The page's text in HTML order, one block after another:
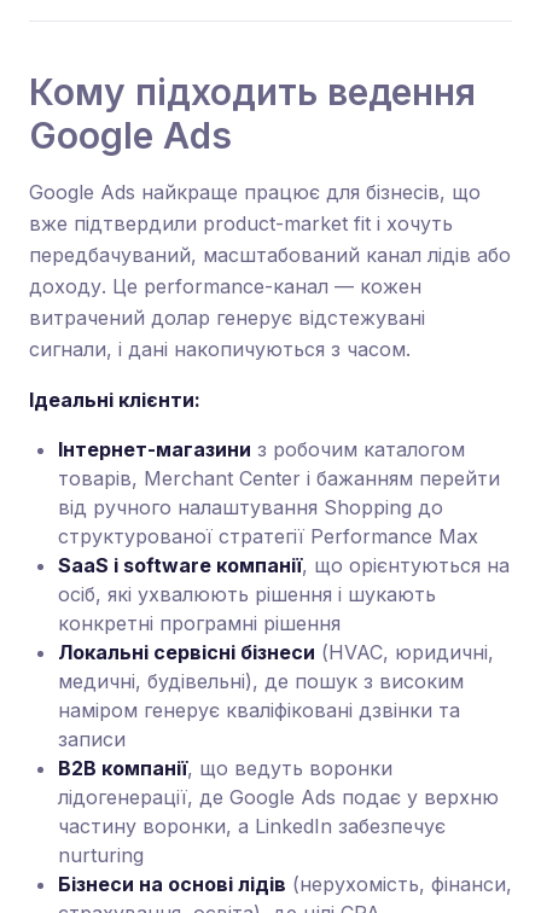
Кому підходить ведення
Google Ads
Google Ads найкраще працює для бізнесів, що
вже підтвердили product-market fit і хочуть
передбачуваний, масштабований канал лідів або
доходу. Це performance-канал — кожен
витрачений долар генерує відстежувані
сигнали, і дані накопичуються з часом.
Ідеальні клієнти:
Інтернет-магазини з робочим каталогом
товарів, Merchant Center і бажанням перейти
від ручного налаштування Shopping до
структурованої стратегії Performance Max
SaaS і software компанії, що орієнтуються на
осіб, які ухвалюють рішення і шукають
конкретні програмні рішення
Локальні сервісні бізнеси (HVAC, юридичні,
медичні, будівельні), де пошук з високим
наміром генерує кваліфіковані дзвінки та
записи
B2B компанії, що ведуть воронки
лідогенерації, де Google Ads подає у верхню
частину воронки, а LinkedIn забезпечує
nurturing
Бізнеси на основі лідів (нерухомість, фінанси,